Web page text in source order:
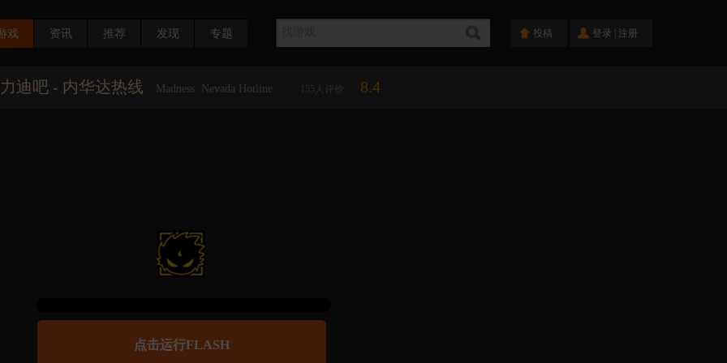
戏 资讯 推荐 发现 专题 投稿 登录 注册
迪吧 - 内华达热线 Madness: Nevada Hotline 155 人评价 8.4
点击运行FLASH